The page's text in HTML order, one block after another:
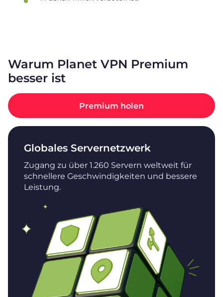
Warum Planet VPN Premium
besser ist
Premium holen
Globales Servernetzwerk
Zugang zu über 1.260 Servern weltweit für
schnellere Geschwindigkeiten und bessere
Leistung.